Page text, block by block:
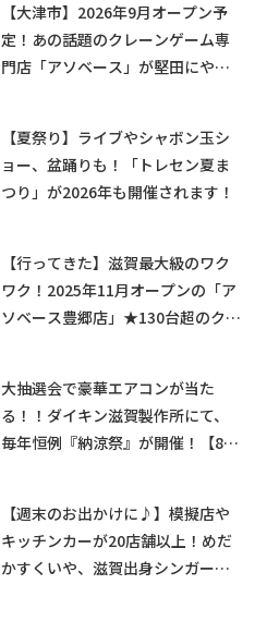
【大津市】2026年9月オープン予
定！あの話題のクレーンゲーム専
門店「アソベース」が堅田にやっ
【夏祭り】ライブやシャボン玉シ
ョー、盆踊りも！「トレセン夏ま
つり」が2026年も開催されます！
【行ってきた】滋賀最大級のワク
ワク！2025年11月オープンの「ア
ソベース豊郷店」★130台超のクレ
大抽選会で豪華エアコンが当た
る！！ダイキン滋賀製作所にて、
毎年恒例『納涼祭』が開催！【8月
【週末のお出かけに♪】模擬店や
キッチンカーが20店舗以上！めだ
かすくいや、滋賀出身シンガーソ